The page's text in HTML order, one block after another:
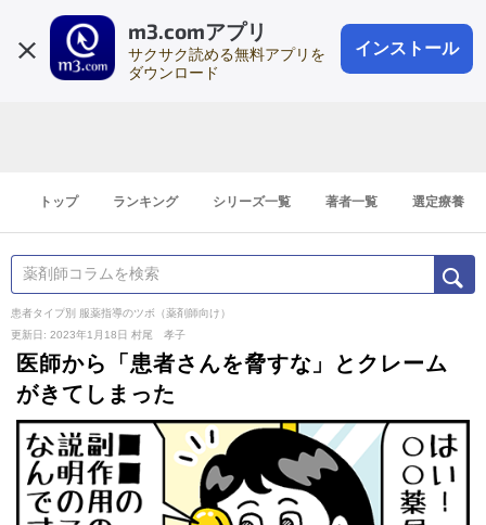
m3.comアプリ
サクサク読める無料アプリを
ダウンロード
インストール
会員登録
登録1分
トップ ランキング シリーズ一覧 著者一覧 選定療養
患者タイプ別 服薬指導のツボ（薬剤師向け）
更新日: 2023年1月18日 村尾 孝子
医師から「患者さんを脅すな」とクレーム
がきてしまった